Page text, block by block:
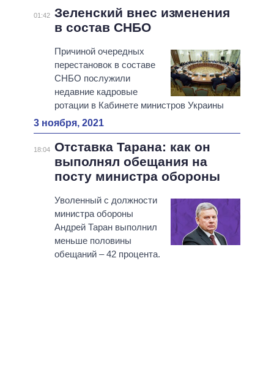
01:42 Зеленский внес изменения
в состав СНБО
Причиной очередных
перестановок в составе
СНБО послужили
недавние кадровые
ротации в Кабинете министров Украины
3 ноября, 2021
18:04 Отставка Тарана: как он
выполнял обещания на
посту министра обороны
Уволенный с должности
министра обороны
Андрей Таран выполнил
меньше половины
обещаний – 42 процента.